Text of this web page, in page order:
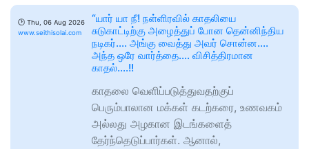
🕑 Thu, 06 Aug 2026
www.seithisolai.com
“யார் யா நீ! நள்ளிரவில் காதலியை
சுடுகாட்டிற்கு அழைத்துப் போன தென்னிந்திய
நடிகர்…‌. அங்கு வைத்து அவர் சொன்ன‌..‌..
அந்த ஒரே வார்த்தை…. விசித்திரமான
காதல்….!!
காதலை வெளிப்படுத்துவதற்குப்
பெரும்பாலான மக்கள் கடற்கரை, உணவகம்
அல்லது அழகான இடங்களைத்
தேர்ந்தெடுப்பார்கள். ஆனால்,